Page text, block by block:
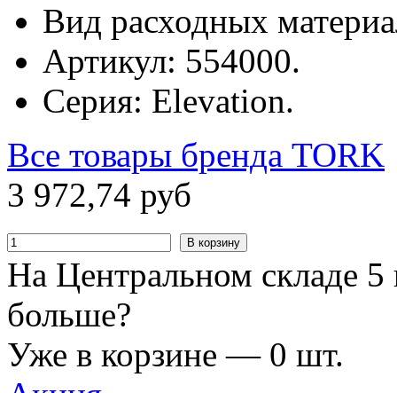
Вид расходных
Артикул: 554000.
Серия: Elevation.
Все товары бренда TORK
3 972,74 руб
В корзину
На Центральном складе 5
больше?
Уже в корзине — 0 шт.